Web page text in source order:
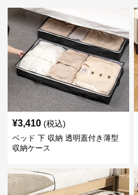
¥3,410 (税込)
ベッド 下 収納 透明蓋付き薄型
収納ケース